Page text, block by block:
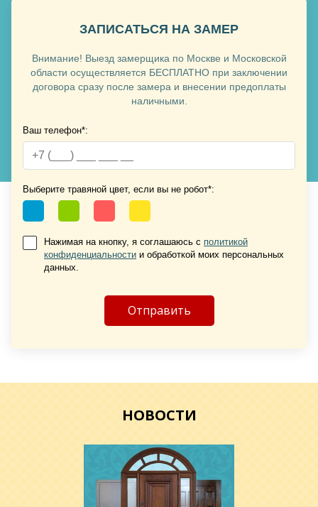
Хочу такую
ЗАПИСАТЬСЯ НА ЗАМЕР
Внимание! Выезд замерщика по Москве и Московской
области осуществляется БЕСПЛАТНО при заключении
договора сразу после замера и внесении предоплаты
наличными.
Ваш телефон*:
Выберите травяной цвет, если вы не робот*:
Нажимая на кнопку, я соглашаюсь с политикой
конфиденциальности и обработкой моих персональных
данных.
НОВОСТИ